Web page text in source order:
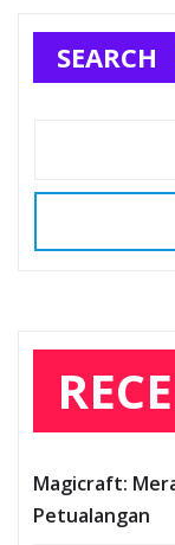
SEARCH
Magicraft:
Petualangan